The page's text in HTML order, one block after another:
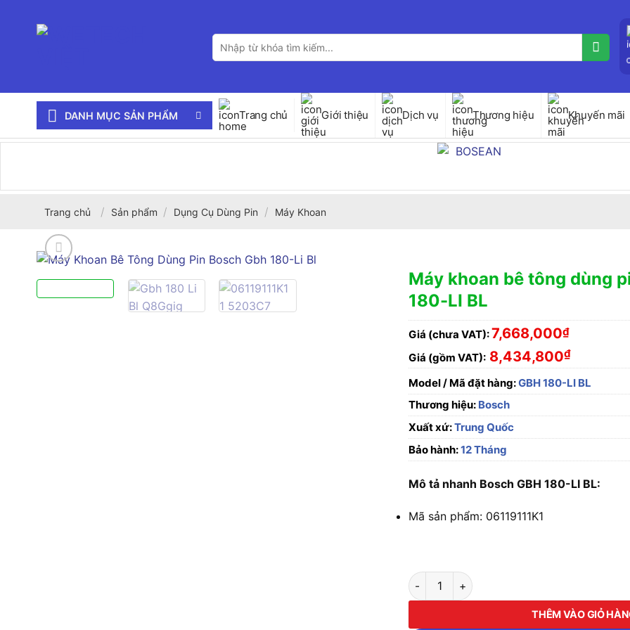
Tìm
kiếm:
DANH MỤC SẢN PHẨM Trang chủ Giới thiệu Dịch vụ Thương hiệu Khuyến mãi
Trang chủ / Sản phẩm / Dụng Cụ Dùng Pin / Máy Khoan
Máy khoan bê tông dùng
180-LI BL
Giá (chưa VAT):7,668,000₫
Giá (gồm VAT): 8,434,800₫
Model / Mã đặt hàng:GBH 180-LI BL
Thương hiệu: Bosch
Xuất xứ:Trung Quốc
Bảo hành:12 Tháng
Mô tả nhanh Bosch GBH 180-LI BL:
Mã sản phẩm: 06119111K1
Máy khoan bê tông dùng pin Bosch GBH 180-
THÊM VÀO GIỎ